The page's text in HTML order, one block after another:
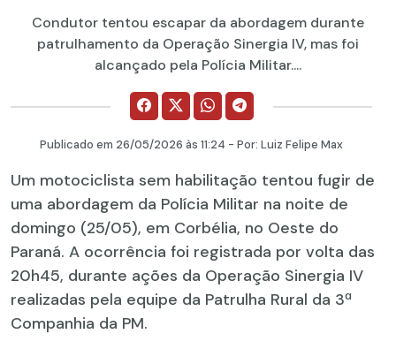
Condutor tentou escapar da abordagem durante
patrulhamento da Operação Sinergia IV, mas foi
alcançado pela Polícia Militar....
Publicado em 26/05/2026 às 11:24 - Por: Luiz Felipe Max
Um motociclista sem habilitação tentou fugir de
uma abordagem da Polícia Militar na noite de
domingo (25/05), em Corbélia, no Oeste do
Paraná. A ocorrência foi registrada por volta das
20h45, durante ações da Operação Sinergia IV
realizadas pela equipe da Patrulha Rural da 3ª
Companhia da PM.